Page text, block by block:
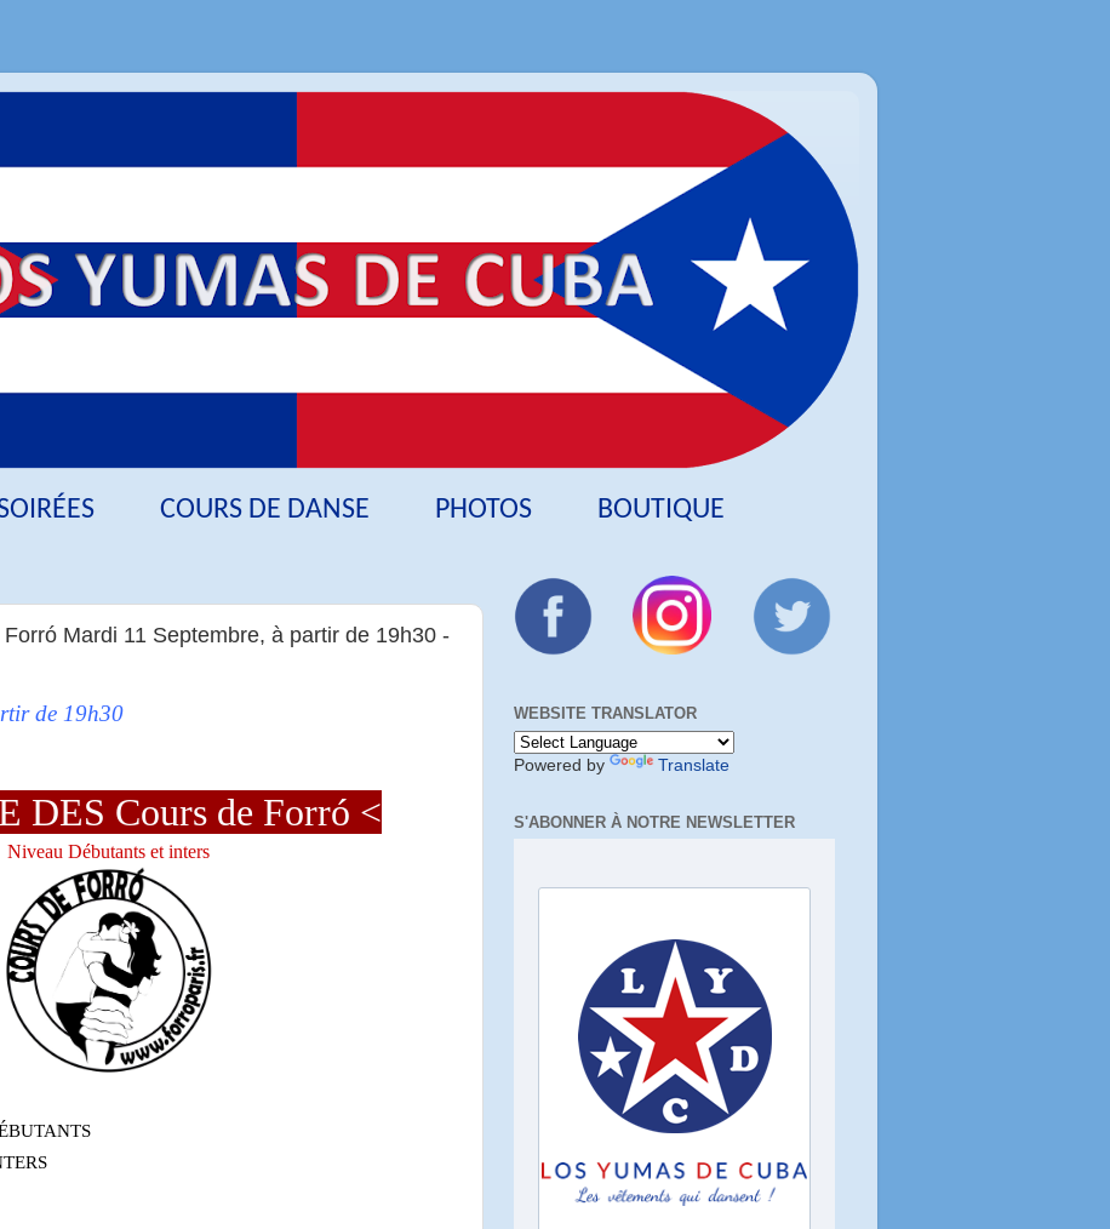
COURS DE DANSE PHOTOS BOUTIQUE
Mardi 11 Septembre, à partir de 19h30 -
de 19h30
DES Cours de Forró <
Niveau Débutants et inters
WEBSITE TRANSLATOR
Powered by Translate
S'ABONNER À NOTRE NEWSLETTER